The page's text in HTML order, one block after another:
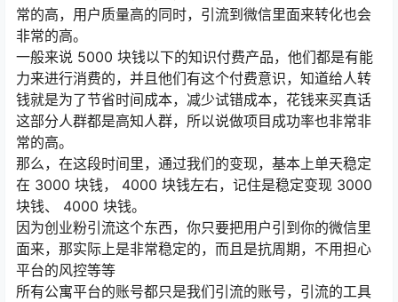
常的高，用户质量高的同时，引流到微信里面来转化也会
非常的高。
一般来说 5000 块钱以下的知识付费产品，他们都是有能
力来进行消费的，并且他们有这个付费意识，知道给人转
钱就是为了节省时间成本，减少试错成本，花钱来买真话
这部分人群都是高知人群，所以说做项目成功率也非常非
常的高。
那么，在这段时间里，通过我们的变现，基本上单天稳定
在 3000 块钱， 4000 块钱左右，记住是稳定变现 3000
块钱、 4000 块钱。
因为创业粉引流这个东西，你只要把用户引到你的微信里
面来，那实际上是非常稳定的，而且是抗周期，不用担心
平台的风控等等
所有公寓平台的账号都只是我们引流的账号，引流的工具